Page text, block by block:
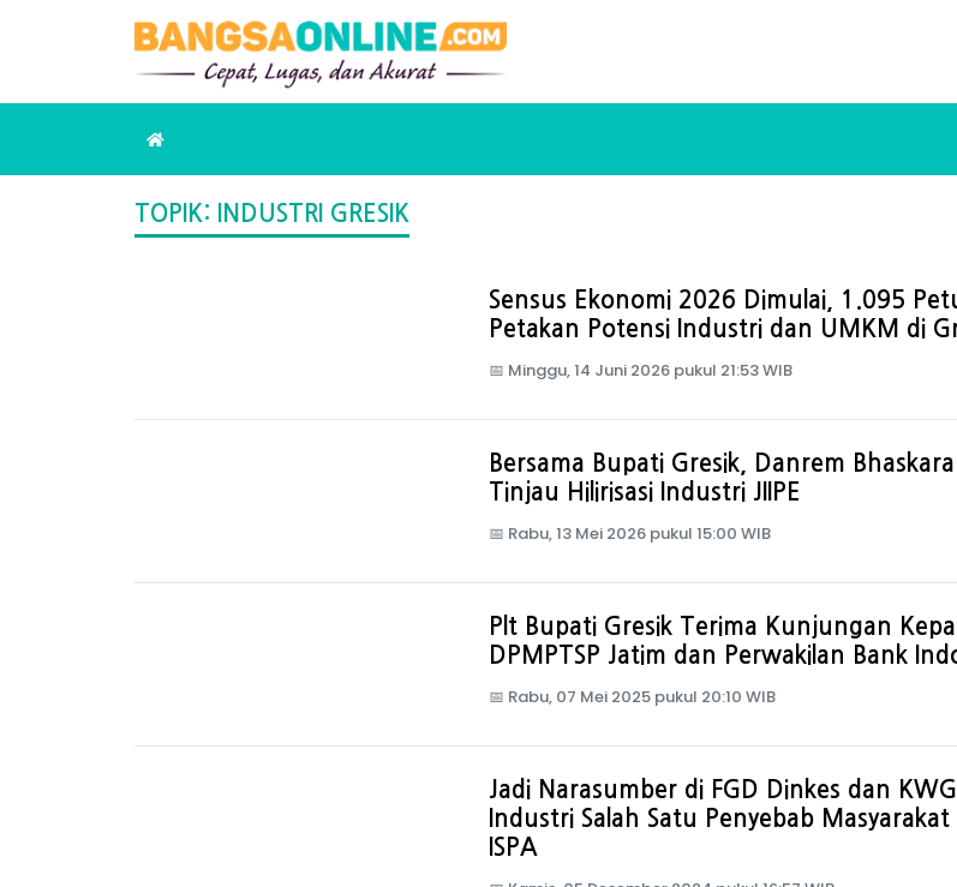
TOPIK: INDUSTRI GRESIK
Sensus Ekonomi 2026 Dimulai, 1.095
Petakan Potensi Industri dan UMKM di
📅 Minggu, 14 Juni 2026 pukul 21:53 WIB
Bersama Bupati Gresik, Danrem Bhaskara
Tinjau Hilirisasi Industri JIIPE
📅 Rabu, 13 Mei 2026 pukul 15:00 WIB
Plt Bupati Gresik Terima Kunjungan
DPMPTSP Jatim dan Perwakilan Bank
📅 Rabu, 07 Mei 2025 pukul 20:10 WIB
Jadi Narasumber di FGD Dinkes dan
Industri Salah Satu Penyebab
ISPA